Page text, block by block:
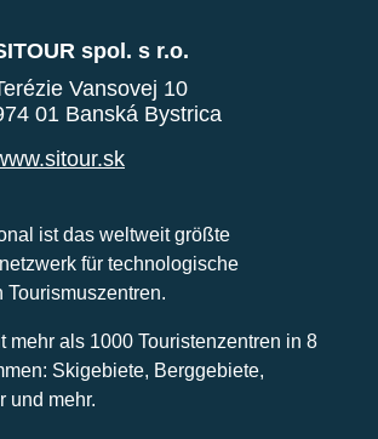
spol. s r.o.
Vansovej 10
01 Banská Bystrica
ist das weltweit größte
für technologische
Tourismuszentren.
mehr als 1000 Touristenzentren in 8
Skigebiete, Berggebiete,
und mehr.